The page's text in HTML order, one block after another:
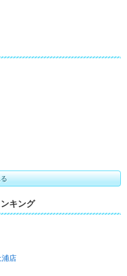
キング
浦店